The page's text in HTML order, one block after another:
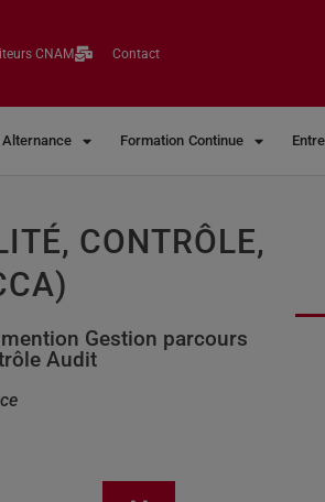
CNAM Contact
Formation Continue
CONTRÔLE,
Gestion parcours
Audit